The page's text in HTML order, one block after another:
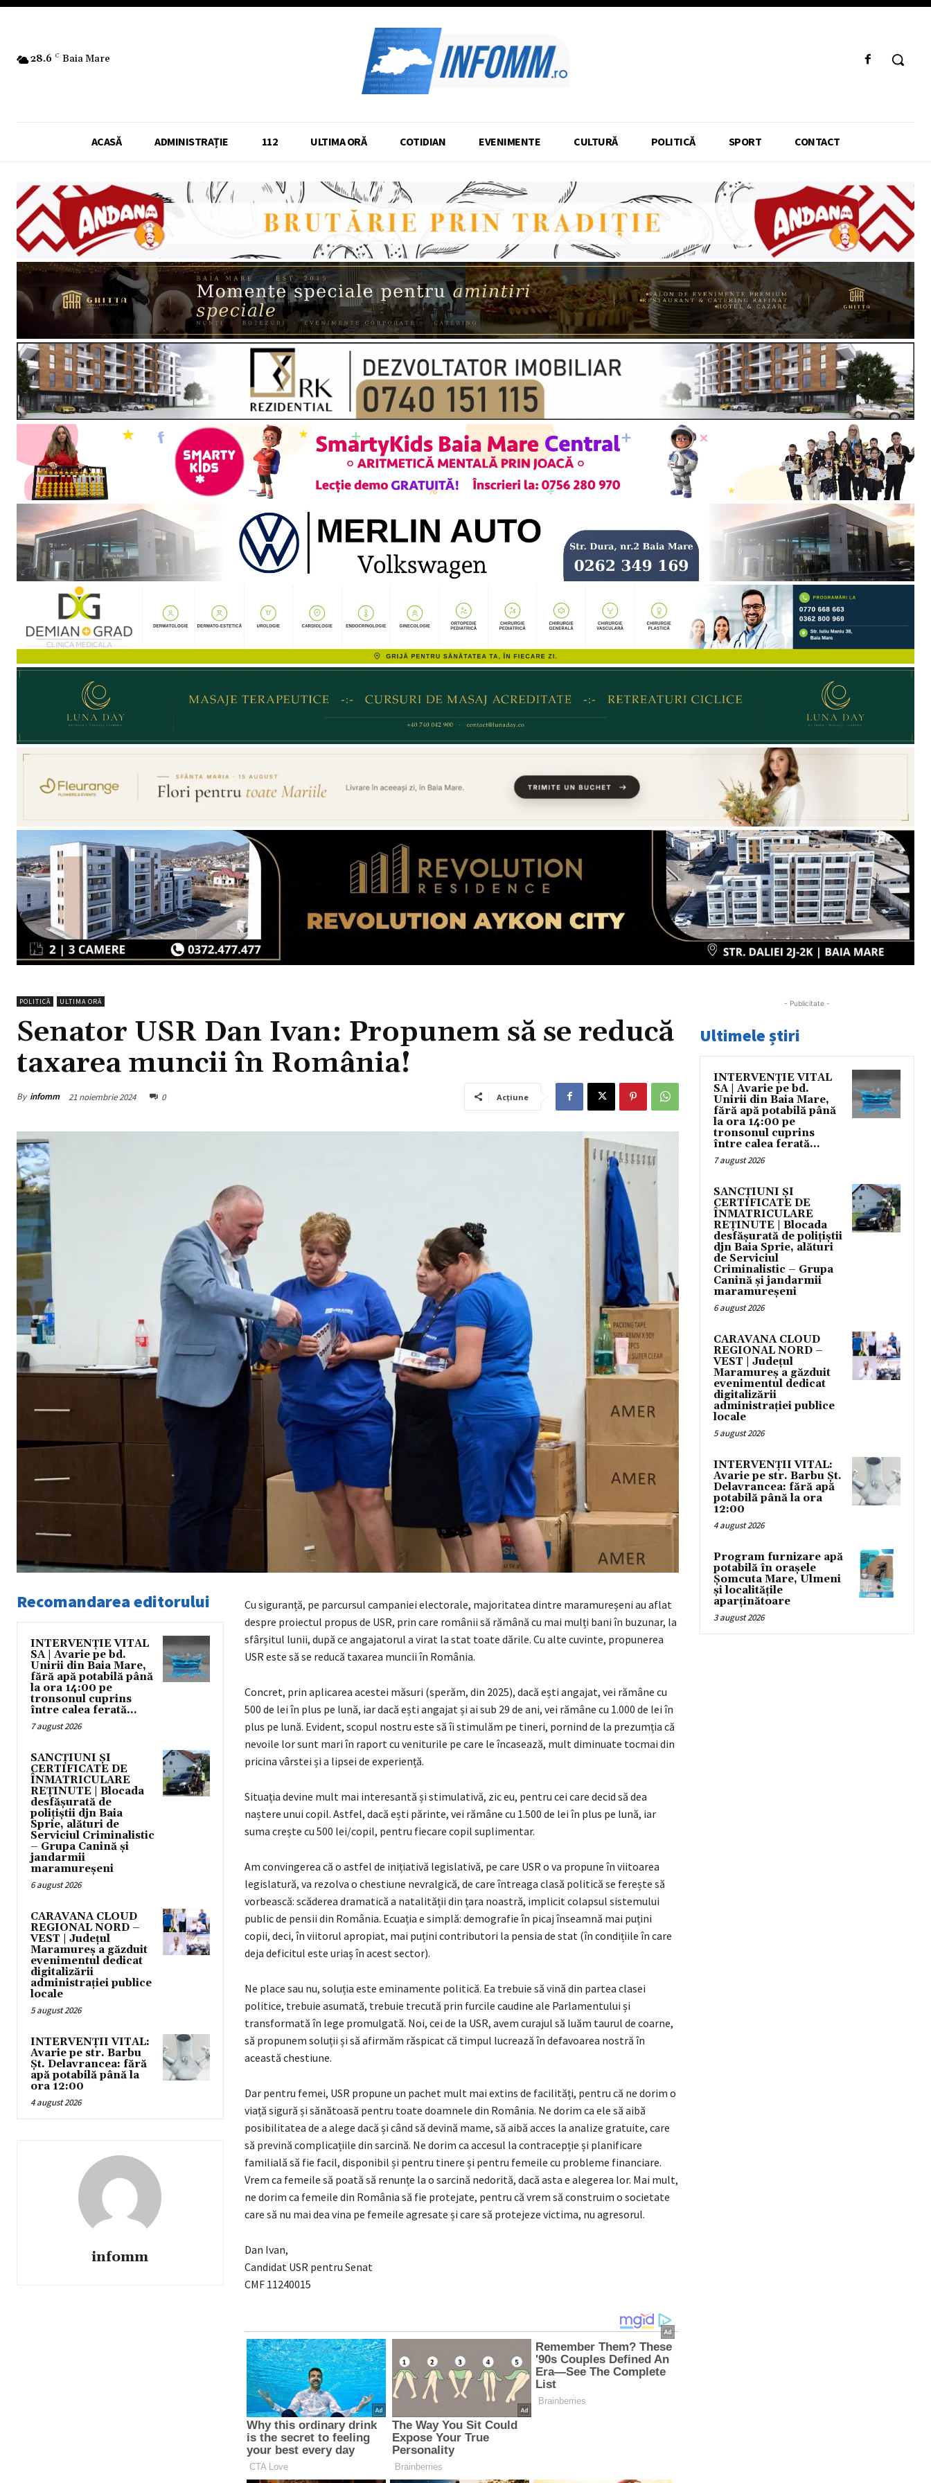
28.6 C Baia Mare
ACASĂ ADMINISTRAȚIE 112 ULTIMA ORĂ COTIDIAN EVENIMENTE CULTURĂ POLITICĂ SPORT CONTACT
POLITICĂ ULTIMA ORĂ
Senator USR Dan Ivan: Propunem să se reducă
taxarea muncii în România!
By infomm 21 noiembrie 2024 0 Acțiune
Recomandarea editorului
INTERVENȚIE VITAL
SA | Avarie pe bd.
Unirii din Baia Mare,
fără apă potabilă până
la ora 14:00 pe
tronsonul cuprins
între calea ferată...
7 august 2026
SANCȚIUNI ȘI
CERTIFICATE DE
ÎNMATRICULARE
REȚINUTE | Blocada
desfășurată de
polițiștii djn Baia
Sprie, alături de
Serviciul Criminalistic
– Grupa Canină și
jandarmii
maramureșeni
6 august 2026
CARAVANA CLOUD
REGIONAL NORD –
VEST | Județul
Maramureș a găzduit
evenimentul dedicat
digitalizării
administrației publice
locale
5 august 2026
INTERVENȚII VITAL:
Avarie pe str. Barbu
Șt. Delavrancea: fără
apă potabilă până la
ora 12:00
4 august 2026
infomm
Cu siguranță, pe parcursul campaniei electorale, majoritatea dintre maramureșeni au aflat
despre proiectul propus de USR, prin care românii să rămână cu mai mulți bani în buzunar, la
sfârșitul lunii, după ce angajatorul a virat la stat toate dările. Cu alte cuvinte, propunerea
USR este să se reducă taxarea muncii în România.
Concret, prin aplicarea acestei măsuri (sperăm, din 2025), dacă ești angajat, vei rămâne cu
500 de lei în plus pe lună, iar dacă ești angajat și ai sub 29 de ani, vei rămâne cu 1.000 de lei în
plus pe lună. Evident, scopul nostru este să îi stimulăm pe tineri, pornind de la prezumția că
nevoile lor sunt mari în raport cu veniturile pe care le încasează, mult diminuate tocmai din
pricina vârstei și a lipsei de experiență.
Situația devine mult mai interesantă și stimulativă, zic eu, pentru cei care decid să dea
naștere unui copil. Astfel, dacă ești părinte, vei rămâne cu 1.500 de lei în plus pe lună, iar
suma crește cu 500 lei/copil, pentru fiecare copil suplimentar.
Am convingerea că o astfel de inițiativă legislativă, pe care USR o va propune în viitoarea
legislatură, va rezolva o chestiune nevralgică, de care întreaga clasă politică se ferește să
vorbească: scăderea dramatică a natalității din țara noastră, implicit colapsul sistemului
public de pensii din România. Ecuația e simplă: demografie în picaj înseamnă mai puțini
copii, deci, în viitorul apropiat, mai puțini contributori la pensia de stat (în condițiile în care
deja deficitul este uriaș în acest sector).
Ne place sau nu, soluția este eminamente politică. Ea trebuie să vină din partea clasei
politice, trebuie asumată, trebuie trecută prin furcile caudine ale Parlamentului și
transformată în lege promulgată. Noi, cei de la USR, avem curajul să luăm taurul de coarne,
să propunem soluții și să afirmăm răspicat că timpul lucrează în defavoarea nostră în
această chestiune.
Dar pentru femei, USR propune un pachet mult mai extins de facilități, pentru că ne dorim o
viață sigură și sănătoasă pentru toate doamnele din România. Ne dorim ca ele să aibă
posibilitatea de a alege dacă și când să devină mame, să aibă acces la analize gratuite, care
să prevină complicațiile din sarcină. Ne dorim ca accesul la contracepție și planificare
familială să fie facil, disponibil și pentru tinere și pentru femeile cu probleme financiare.
Vrem ca femeile să poată să renunțe la o sarcină nedorită, dacă asta e alegerea lor. Mai mult,
ne dorim ca femeile din România să fie protejate, pentru că vrem să construim o societate
care să nu mai dea vina pe femeile agresate și care să protejeze victima, nu agresorul.
Dan Ivan,
Candidat USR pentru Senat
CMF 11240015
- Publicitate -
Ultimele știri
INTERVENȚIE VITAL
SA | Avarie pe bd.
Unirii din Baia Mare,
fără apă potabilă până
la ora 14:00 pe
tronsonul cuprins
între calea ferată...
7 august 2026
SANCȚIUNI ȘI
CERTIFICATE DE
ÎNMATRICULARE
REȚINUTE | Blocada
desfășurată de polițiștii
djn Baia Sprie, alături
de Serviciul
Criminalistic – Grupa
Canină și jandarmii
maramureșeni
6 august 2026
CARAVANA CLOUD
REGIONAL NORD –
VEST | Județul
Maramureș a găzduit
evenimentul dedicat
digitalizării
administrației publice
locale
5 august 2026
INTERVENȚII VITAL:
Avarie pe str. Barbu Șt.
Delavrancea: fără apă
potabilă până la ora
12:00
4 august 2026
Program furnizare apă
potabilă în orașele
Șomcuta Mare, Ulmeni
și localitățile
aparținătoare
3 august 2026